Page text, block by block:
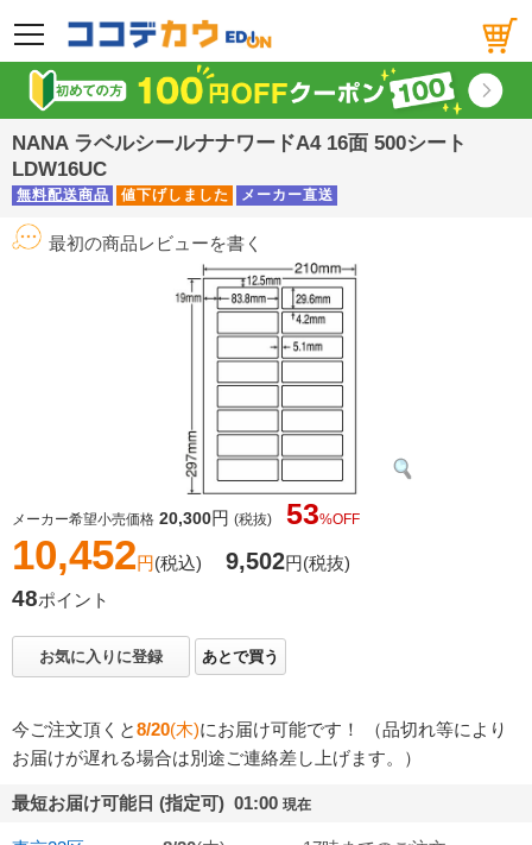
メニュー
NANA ラベルシールナナワードA4 16面 500シート
LDW16UC
無料配送商品 値下げしました メーカー直送
最初の商品レビューを書く
メーカー希望小売価格 20,300円 (税抜) 53%OFF
10,452円(税込) 9,502円(税抜)
48ポイント
お気に入りに登録 あとで買う
今ご注文頂くと8/20(木)にお届け可能です！ （品切れ等により
お届けが遅れる場合は別途ご連絡差し上げます。）
最短お届け可能日 (指定可) 01:00 現在